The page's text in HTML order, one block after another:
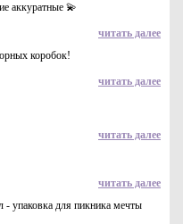
пузырчатой
Купить
аккуратные 💫
читать далее
коробок!
читать далее
читать далее
читать далее
- упаковка для пикника мечты